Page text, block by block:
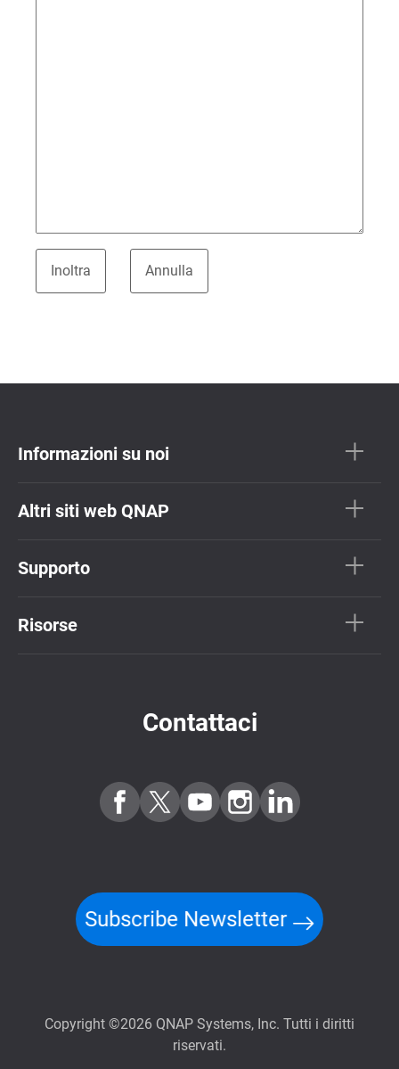
Informazioni su noi
Altri siti web QNAP
Supporto
Risorse
Contattaci
Subscribe Newsletter
Copyright ©2026 QNAP Systems, Inc. Tutti i diritti
riservati.